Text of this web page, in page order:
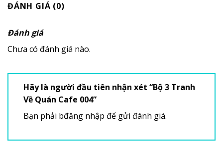
ĐÁNH GIÁ (0)
Đánh giá
Chưa có đánh giá nào.
Hãy là người đầu tiên nhận xét “Bộ 3 Tranh
Về Quán Cafe 004”
Bạn phải bđăng nhập để gửi đánh giá.